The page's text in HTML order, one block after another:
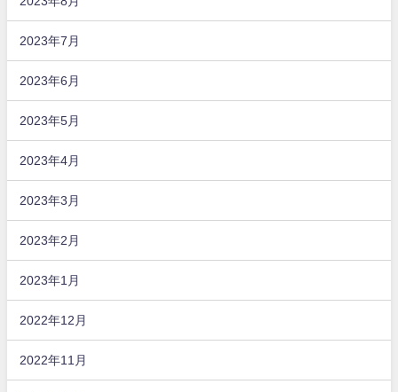
2023年7月
2023年6月
2023年5月
2023年4月
2023年3月
2023年2月
2023年1月
2022年12月
2022年11月